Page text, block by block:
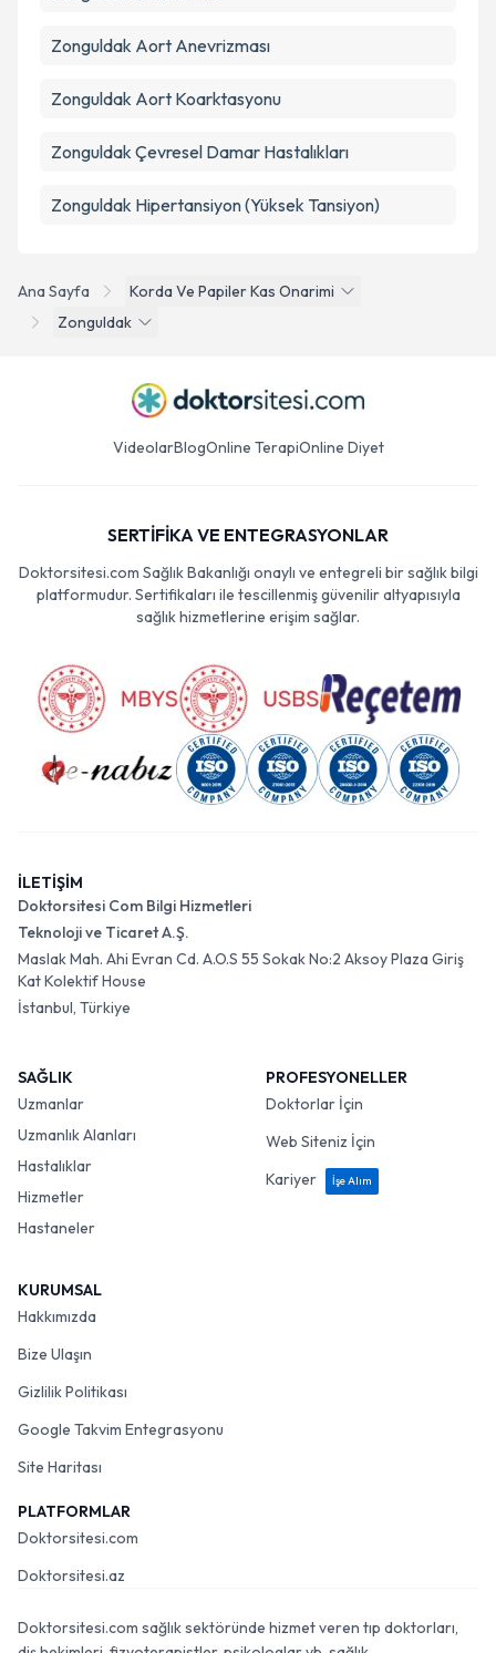
Ana Sayfa
Korda Ve Papiler Kas Onarimi
Zonguldak
Zonguldak Aort Anevrizması
Zonguldak Aort Koarktasyonu
Zonguldak Çevresel Damar Hastalıkları
Zonguldak Hipertansiyon (Yüksek Tansiyon)
VideolarBlogOnline TerapiOnline Diyet
SERTİFİKA VE ENTEGRASYONLAR
Doktorsitesi.com Sağlık Bakanlığı onaylı ve entegreli bir sağlık bilgi
platformudur. Sertifikaları ile tescillenmiş güvenilir altyapısıyla
sağlık hizmetlerine erişim sağlar.
İLETİŞİM
Doktorsitesi Com Bilgi Hizmetleri
Teknoloji ve Ticaret A.Ş.
Maslak Mah. Ahi Evran Cd. A.O.S 55 Sokak No:2 Aksoy Plaza Giriş
Kat Kolektif House
İstanbul, Türkiye
SAĞLIK
Uzmanlar
Uzmanlık Alanları
Hastalıklar
Hizmetler
Hastaneler
PROFESYONELLER
Doktorlar İçin
Web Siteniz İçin
Kariyer
İşe Alım
KURUMSAL
Hakkımızda
Bize Ulaşın
Gizlilik Politikası
Google Takvim Entegrasyonu
Site Haritası
PLATFORMLAR
Doktorsitesi.com
Doktorsitesi.az
Doktorsitesi.com sağlık sektöründe hizmet veren tıp doktorları,